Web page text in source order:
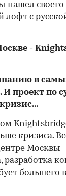
нашел своего
лофт с
-
в
И проект по
кризиса.
Москвы
разработка
большего